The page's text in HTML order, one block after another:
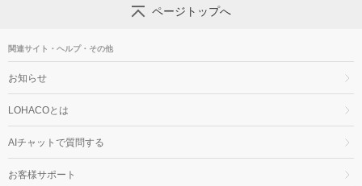
ページトップへ
関連サイト・ヘルプ・その他
お知らせ
LOHACOとは
AIチャットで質問する
お客様サポート